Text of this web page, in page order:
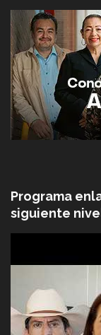
Programa
siguiente